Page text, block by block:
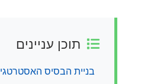
תוכן עניינים
בניית הבסיס האסטרטגי